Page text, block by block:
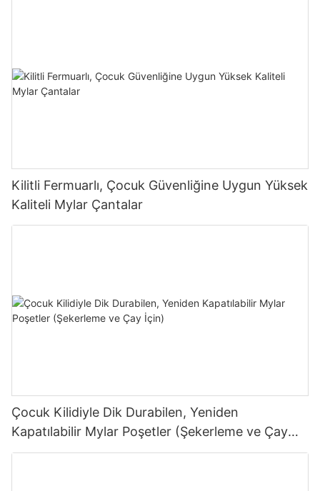
Kilitli Fermuarlı, Çocuk Güvenliğine Uygun Yüksek
Kaliteli Mylar Çantalar
Çocuk Kilidiyle Dik Durabilen, Yeniden
Kapatılabilir Mylar Poşetler (Şekerleme ve Çay
İçin)